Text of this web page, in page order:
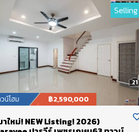
21
Selling
น์โฮม ฿2,590,000
ใหม่! NEW Listing! 2026)